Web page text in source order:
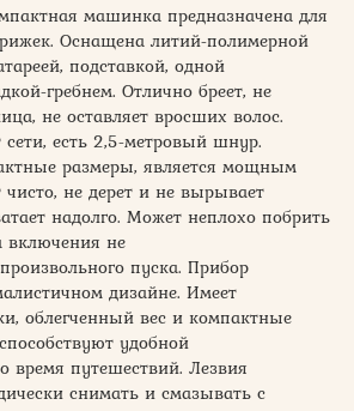
машинка предназначена для
Оснащена литий-полимерной
подставкой, одной
гребнем. Отлично бреет, не
не оставляет вросших волос.
есть 2,5-метровый шнур.
размеры, является мощным
чисто, не дерет и не вырывает
надолго. Может неплохо побрить
включения не
пуска. Прибор
дизайне. Имеет
облегченный вес и компактные
удобной
время путешествий. Лезвия
снимать и смазывать с